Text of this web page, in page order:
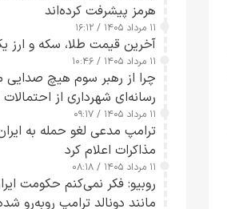
هرمز پیشرفت کرده‌اند
۱۱ مرداد ۱۴۰۵ / ۱۶:۱۲
آخرین قیمت طلا، سکه و ارز یکشنبه 11
۱۱ مرداد ۱۴۰۵ / ۱۰:۴۶
چرا از رهبر سوم هیچ صدایی
رسانه‌ای شهرداری از
گفت
۱۱ مرداد ۱۴۰۵ / ۰۹:۱۷
ترامپ مدعی لغو
مذاکرات اعلام کرد
۱۱ مرداد ۱۴۰۵ / ۰۸:۱۸
روبیو: فکر نمی‌کنم حکومت
مانند دونالد ترامپ روبه‌رو